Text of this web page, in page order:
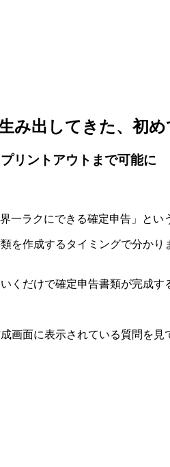
み出してきた、初
リントアウトまで可能に
一ラクにできる確定申告」と
を作成するタイミングで分か
くだけで確定申告書類が完成す
画面に表示されている質問を見